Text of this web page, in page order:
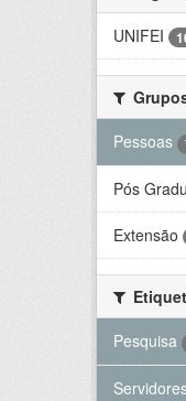
UNIFEI
Pessoas
Pós
Extensão
Pesquisa